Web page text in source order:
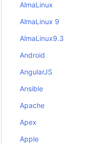
AlmaLinux
AlmaLinux 9
AlmaLinux9.3
Android
AngularJS
Ansible
Apache
Apex
Apple